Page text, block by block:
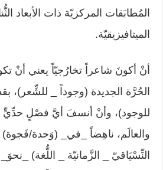
المُطابَقات المركزيّة ذات الأبعاد
الميتافيزيقيّة.
أنْ أكونَ شاعراً تخارُجيّاً يعني أنْ
الحُرَّة الجديدة (وجوداً _ للشِّعر)،
للوجود)، وأنْ أنسفَ أيَّ فصْلٍ حدِّيٍّ
والعالَم، ناهِضاً _في_ (وَحدة/
النِّسْيَاقيّ _ الزَّمانيّة _ اللُّغة) _نحوَ_